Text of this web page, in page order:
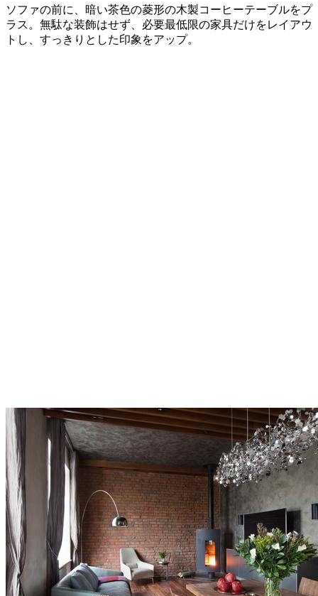
ソファの前に、暗い茶色の菱形の木製コーヒーテーブルをプ
ラス。無駄な装飾はせず、必要最低限の家具だけをレイアウ
トし、すっきりとした印象をアップ。